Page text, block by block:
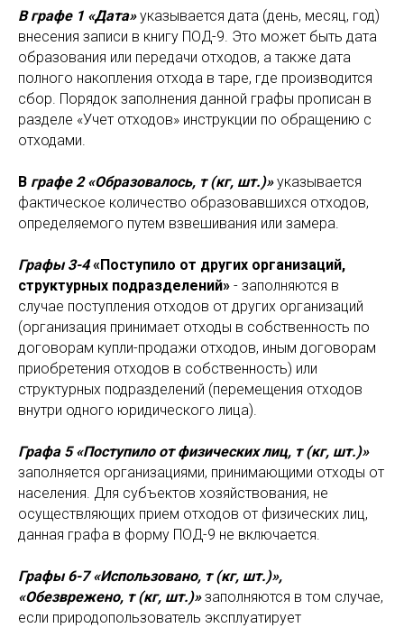
В графе 1 «Дата» указывается дата (день, месяц, год)
внесения записи в книгу ПОД-9. Это может быть дата
образования или передачи отходов, а также дата
полного накопления отхода в таре, где производится
сбор. Порядок заполнения данной графы прописан в
разделе «Учет отходов» инструкции по обращению с
отходами.
В графе 2 «Образовалось, т (кг, шт.)»указывается
фактическое количество образовавшихся отходов,
определяемого путем взвешивания или замера.
Графы 3-4«Поступило от других организаций,
структурных подразделений» - заполняются в
случае поступления отходов от других организаций
(организация принимает отходы в собственность по
договорам купли-продажи отходов, иным договорам
приобретения отходов в собственность) или
структурных подразделений (перемещения отходов
внутри одного юридического лица).
Графа 5 «Поступило от физических лиц, т (кг, шт.)»
заполняется организациями, принимающими отходы от
населения. Для субъектов хозяйствования, не
осуществляющих прием отходов от физических лиц,
данная графа в форму ПОД-9 не включается.
Графы 6-7 «Использовано, т (кг, шт.)»,
«Обезврежено, т (кг, шт.)»заполняются в том случае,
если природопользователь эксплуатирует